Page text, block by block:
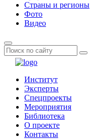
Страны и регионы
Фото
Видео
Институт
Эксперты
Спецпроекты
Мероприятия
Библиотека
О проекте
Контакты